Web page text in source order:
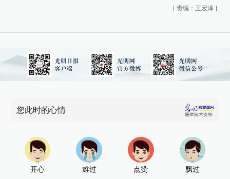
[ 责编：王宏泽 ]
您此时的心情
开心 难过 点赞 飘过